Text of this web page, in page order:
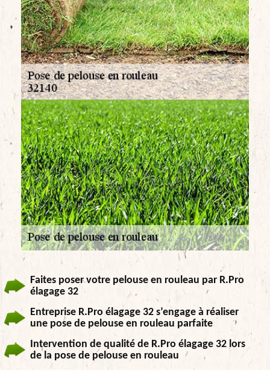
Faites poser votre pelouse en rouleau par R.Pro
élagage 32
Entreprise R.Pro élagage 32 s’engage à réaliser
une pose de pelouse en rouleau parfaite
Intervention de qualité de R.Pro élagage 32 lors
de la pose de pelouse en rouleau